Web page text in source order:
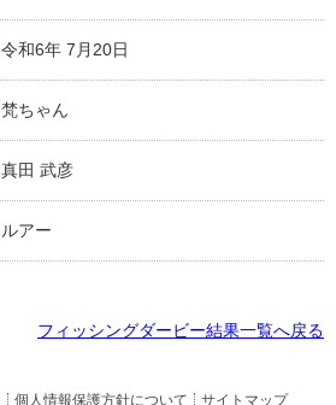
令和6年 7月20日
梵ちゃん
真田 武彦
ルアー
フィッシングダービー結果一覧へ戻る
個人情報保護方針について サイトマップ